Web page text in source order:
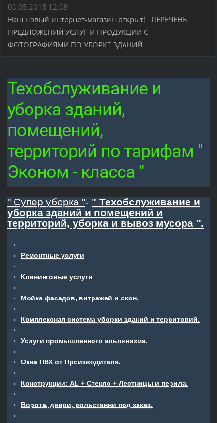
03.05.2015 12:38
Наш новый интернет-магазин открыт! ПЕРЕЧЕНЬ
ПРЕДЛОЖЕНИЙ УСЛУГ И ПРОДУКЦИИ С
ФОТОГРАФИЯМИ ПО УБОРКЕ ЗДАНИЙ,...
Техобслуживание и
уборка зданий,
помещений,
территорий по тарифам "
Эконом - класса "
" Супер уборка "- " Техобслуживание и
уборка зданий и помещений и
территорий, уборка и вывоз мусора ".
Ремонтные услуги
Клининговые услуги
Мойка фасадов, витражей и окон.
Комплексная система уборки зданий и территорий.
Услуги промышленного альпинизма.
Окна ПВХ от Производителя.
Конструкции: AL + Стекло + Лестницы и перила.
Ворота, двери, рольставни под заказ.